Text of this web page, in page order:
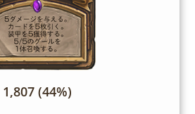
1,807 (44%)